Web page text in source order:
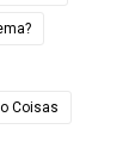
Coisas